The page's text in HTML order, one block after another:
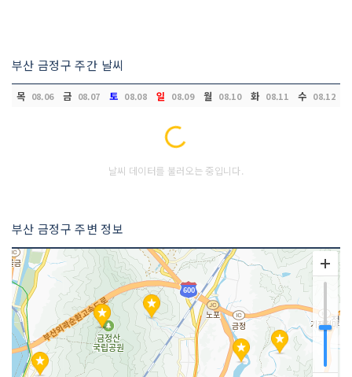
부산 금정구 주간 날씨
목 08.06 금 08.07 토 08.08 일 08.09 월 08.10 화 08.11 수 08.12
Loading...
날씨 데이터를 불러오는 중입니다.
부산 금정구 주변 정보